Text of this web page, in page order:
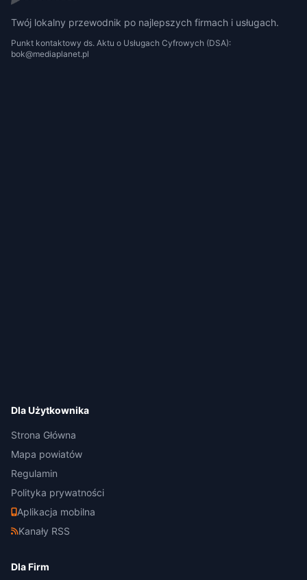
Twój lokalny przewodnik po najlepszych firmach i usługach.
Punkt kontaktowy ds. Aktu o Usługach Cyfrowych (DSA):
bok@mediaplanet.pl
Dla Użytkownika
Strona Główna
Mapa powiatów
Regulamin
Polityka prywatności
Aplikacja mobilna
Kanały RSS
Dla Firm